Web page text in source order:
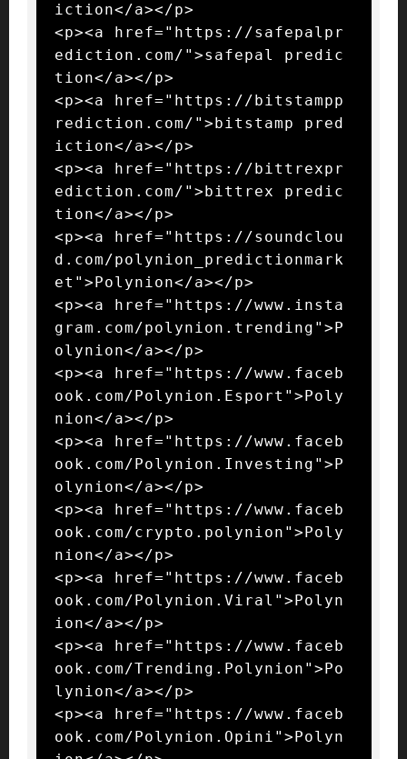
iction</a></p>
<p><a href="https://safepalpr
ediction.com/">safepal predic
tion</a></p>
<p><a href="https://bitstampp
rediction.com/">bitstamp pred
iction</a></p>
<p><a href="https://bittrexpr
ediction.com/">bittrex predic
tion</a></p>
<p><a href="https://soundclou
d.com/polynion_predictionmark
et">Polynion</a></p>
<p><a href="https://www.insta
gram.com/polynion.trending">P
olynion</a></p>
<p><a href="https://www.faceb
ook.com/Polynion.Esport">Poly
nion</a></p>
<p><a href="https://www.faceb
ook.com/Polynion.Investing">P
olynion</a></p>
<p><a href="https://www.faceb
ook.com/crypto.polynion">Poly
nion</a></p>
<p><a href="https://www.faceb
ook.com/Polynion.Viral">Polyn
ion</a></p>
<p><a href="https://www.faceb
ook.com/Trending.Polynion">Po
lynion</a></p>
<p><a href="https://www.faceb
ook.com/Polynion.Opini">Polyn